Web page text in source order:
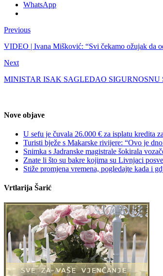
WhatsApp
Previous
VIDEO | Ivana Mišković: “Svi čekamo ožujak da
Next
MINISTAR ISAK SAGLEDAO
Nove objave
U sefu je čuvala 26.000 € za isplatu kredita
Turisti bježe s Makarske rivijere: “Ovo je
Snimka s Jadranske magistrale šokirala
Znate li što su bakre kojima su Livnjaci
Stiže promjena vremena, pogledajte kada i
Vrtlarija Šarić